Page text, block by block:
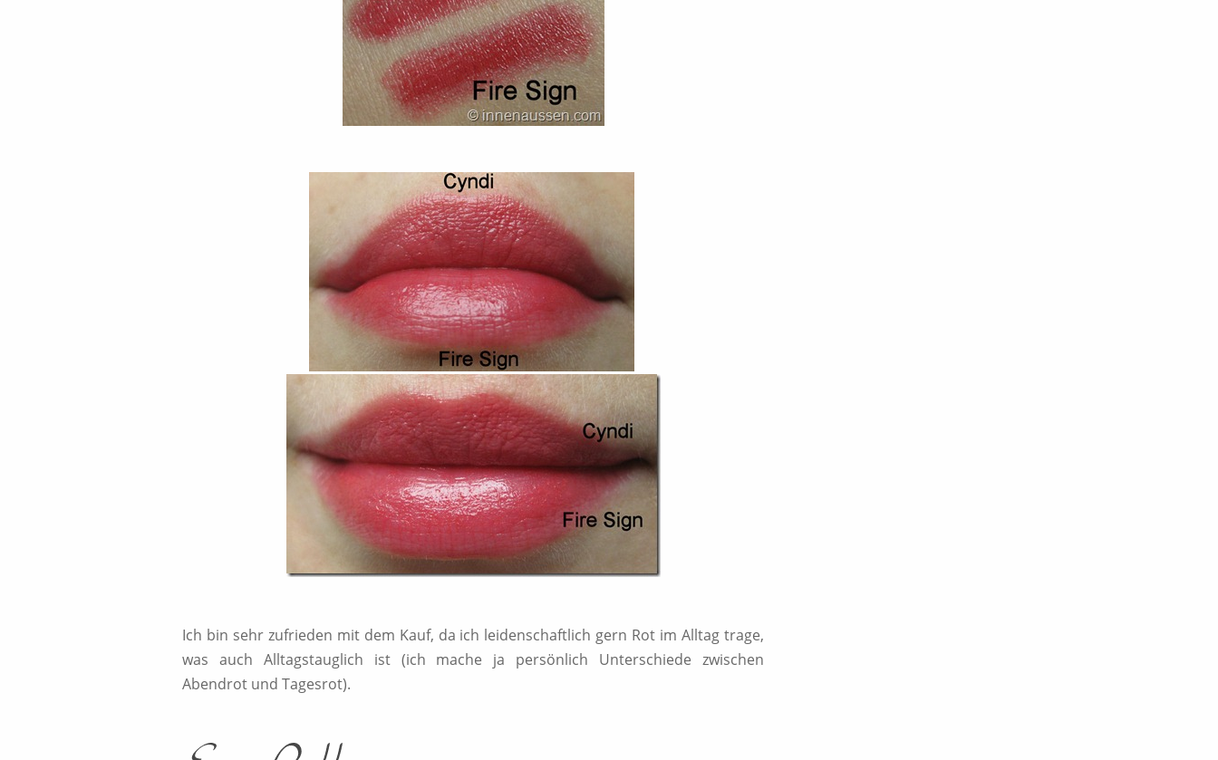
Ich bin sehr zufrieden mit dem Kauf, da ich leidenschaftlich gern Rot im Alltag trage,
was auch Alltagstauglich ist (ich mache ja persönlich Unterschiede zwischen
Abendrot und Tagesrot).